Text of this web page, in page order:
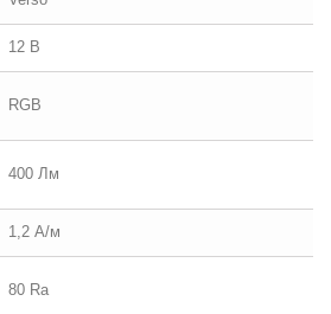
12 В
RGB
400 Лм
1,2 А/м
80 Ra